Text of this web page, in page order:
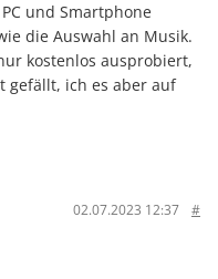
und Smartphone
die Auswahl an Musik.
kostenlos ausprobiert,
gefällt, ich es aber auf
02.07.2023 12:37 #